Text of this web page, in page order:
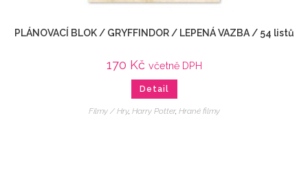
PLÁNOVACÍ BLOK / GRYFFINDOR / LEPENÁ VAZBA / 54 listů
170 Kč včetně DPH
Detail
Filmy / Hry, Harry Potter, Hrané filmy